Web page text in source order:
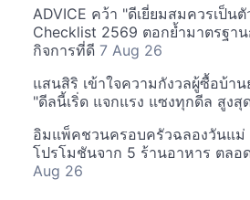
ADVICE คว้า "ดีเยี่ยมสมควรเป็นตั
Checklist 2569 ตอกย้ำมาตรฐา
กิจการที่ดี 7 Aug 26
แสนสิริ เข้าใจความกังวลผู้ซื้อบ้า
"ดีลนี้เริ่ด แจกแรง แซงทุกดีล สูงสุ
อิมแพ็คชวนครอบครัวฉลองวันแม่
โปรโมชันจาก 5 ร้านอาหาร ตลอ
Aug 26